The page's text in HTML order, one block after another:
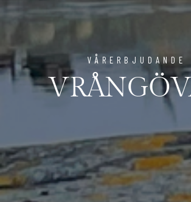
VÅRERBJUDANDE